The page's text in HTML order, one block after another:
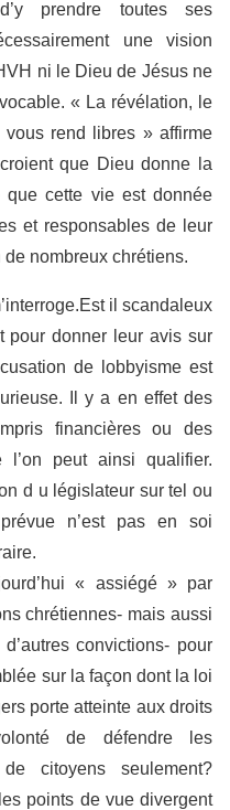
prendre toutes ses
une vision
ni le Dieu de Jésus ne
« La révélation, le
rend libres » affirme
que Dieu donne la
que cette vie est donnée
et responsables de leur
nombreux chrétiens.
il scandaleux
pour donner leur avis sur
de lobbyisme est
Il y a en effet des
financières ou des
l’on peut ainsi qualifier.
d u législateur sur tel ou
n’est pas en soi
« assiégé » par
chrétiennes- mais aussi
convictions- pour
sur la façon dont la loi
porte atteinte aux droits
de défendre les
citoyens seulement?
points de vue divergent